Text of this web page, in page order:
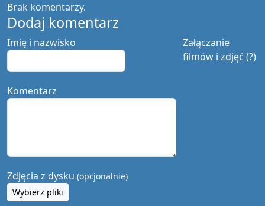
Brak komentarzy.
Dodaj komentarz
Załączanie
filmów i zdjęć (?)
Imię i nazwisko
Komentarz
Zdjęcia z dysku (opcjonalnie)
Wybierz pliki